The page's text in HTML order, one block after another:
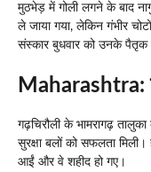
मुठभेड़ में गोली लगने के बाद
ले जाया गया, लेकिन गंभीर
संस्कार बुधवार को उनके पैतृक
Maharashtra:
गढ़चिरौली के भामरागढ़
सुरक्षा बलों को सफलता मिली।
आईं और वे शहीद हो गए।